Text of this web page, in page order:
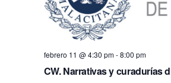
CW. Narrativas y curadurías
febrero 11 @ 4:30 pm-8:00 pm